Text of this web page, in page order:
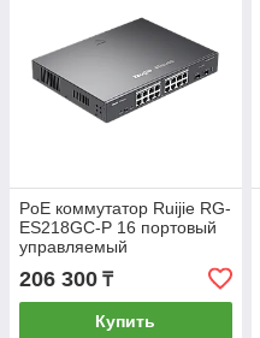
PoE коммутатор Ruijie RG-
ES218GC-P 16 портовый
управляемый
206 300 ₸
Купить